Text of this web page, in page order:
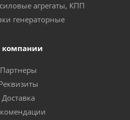
агрегаты, КПП
генераторные
компании
Партнеры
Доставка